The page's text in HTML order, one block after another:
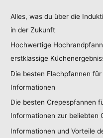
Alles, was du über die
in der Zukunft
Hochwertige
erstklassige
Die besten Flachpfannen
Informationen
Die besten Crepespfannen
Informationen zur beliebten
Informationen und Vorteile